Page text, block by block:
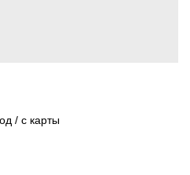
/ с карты